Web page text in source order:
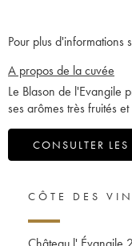
Pour plus d'informations
A propos de la cuvée
Le Blason de l'Evangile
ses arômes très fruités
CONSULTER
CÔTE DES